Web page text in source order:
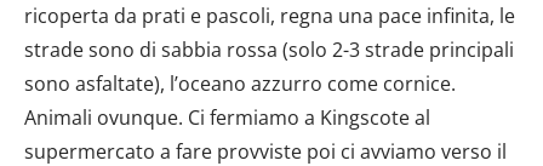
ricoperta da prati e pascoli, regna una pace infinita, le
strade sono di sabbia rossa (solo 2-3 strade principali
sono asfaltate), l’oceano azzurro come cornice.
Animali ovunque. Ci fermiamo a Kingscote al
supermercato a fare provviste poi ci avviamo verso il